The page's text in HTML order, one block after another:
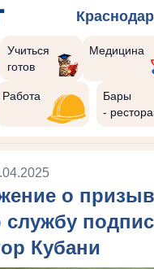
Краснодар
Учиться
готов
Медицина
Работа
Бары
-
о
Кубани